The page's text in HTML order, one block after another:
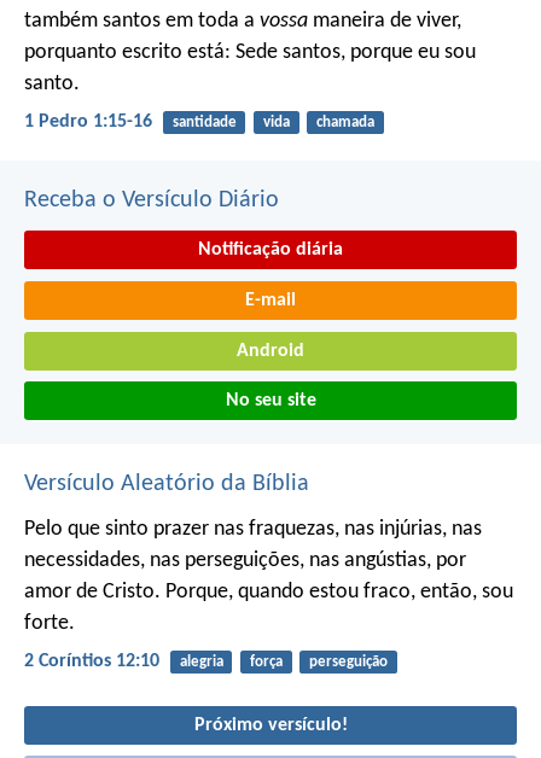
também santos em toda a vossa maneira de viver,
porquanto escrito está: Sede santos, porque eu sou
santo.
1 Pedro 1:15-16 santidade vida chamada
Receba o Versículo Diário
Notificação diária
E-mail
Android
No seu site
Versículo Aleatório da Bíblia
Pelo que sinto prazer nas fraquezas, nas injúrias, nas
necessidades, nas perseguições, nas angústias, por
amor de Cristo. Porque, quando estou fraco, então, sou
forte.
2 Coríntios 12:10 alegria força perseguição
Próximo versículo!